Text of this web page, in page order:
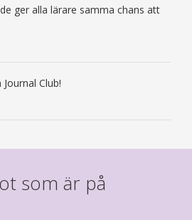
ger alla lärare samma chans att
Club!
som är på